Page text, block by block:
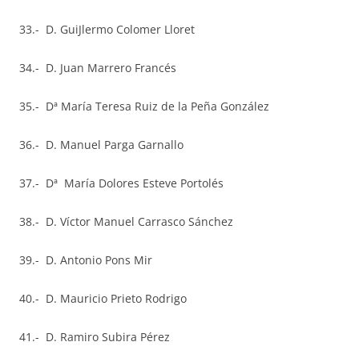
33.- D. GuiJlermo Colomer Lloret
34.- D. Juan Marrero Francés
35.- Dª María Teresa Ruiz de la Peña González
36.- D. Manuel Parga Garnallo
37.- Dª María Dolores Esteve Portolés
38.- D. Víctor Manuel Carrasco Sánchez
39.- D. Antonio Pons Mir
40.- D. Mauricio Prieto Rodrigo
41.- D. Ramiro Subira Pérez